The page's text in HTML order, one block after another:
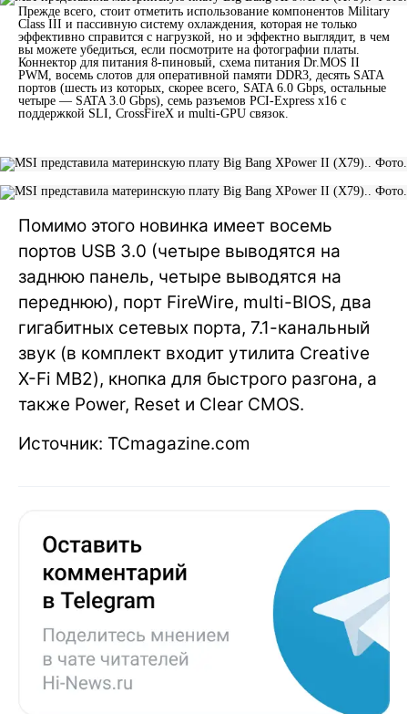
Прежде всего, стоит отметить использование компонентов Military
Class III и пассивную систему охлаждения, которая не только
эффективно справится с нагрузкой, но и эффектно выглядит, в чем
вы можете убедиться, если посмотрите на фотографии платы.
Коннектор для питания 8-пиновый, схема питания Dr.MOS II
PWM, восемь слотов для оперативной памяти DDR3, десять SATA
портов (шесть из которых, скорее всего, SATA 6.0 Gbps, остальные
четыре — SATA 3.0 Gbps), семь разъемов PCI-Express x16 с
поддержкой SLI, CrossFireX и multi-GPU связок.
Помимо этого новинка имеет восемь
портов USB 3.0 (четыре выводятся на
заднюю панель, четыре выводятся на
переднюю), порт FireWire, multi-BIOS, два
гигабитных сетевых порта, 7.1-канальный
звук (в комплект входит утилита Creative
X-Fi MB2), кнопка для быстрого разгона, а
также Power, Reset и Clear CMOS.
Источник: TCmagazine.com